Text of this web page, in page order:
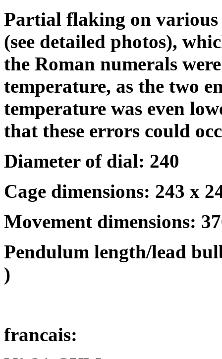
Partial flaking on various
(see detailed photos),
the Roman numerals
temperature, as the two
temperature was even
that these errors could
Diameter of dial: 240
Cage dimensions: 243 x
Movement dimensions:
Pendulum length/lead
)
francais: